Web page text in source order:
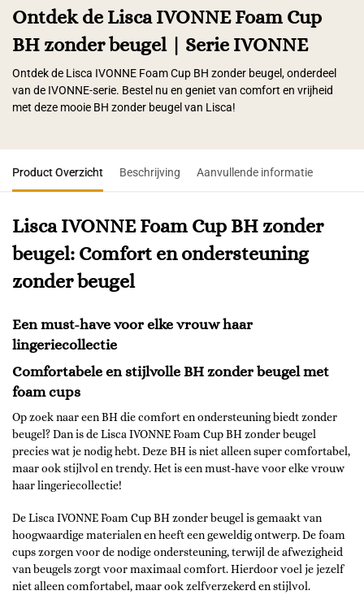
Ontdek de Lisca IVONNE Foam Cup
BH zonder beugel | Serie IVONNE
Ontdek de Lisca IVONNE Foam Cup BH zonder beugel, onderdeel
van de IVONNE-serie. Bestel nu en geniet van comfort en vrijheid
met deze mooie BH zonder beugel van Lisca!
Product Overzicht Beschrijving Aanvullende informatie
Lisca IVONNE Foam Cup BH zonder
beugel: Comfort en ondersteuning
zonder beugel
Een must-have voor elke vrouw haar
lingeriecollectie
Comfortabele en stijlvolle BH zonder beugel met
foam cups
Op zoek naar een BH die comfort en ondersteuning biedt zonder
beugel? Dan is de Lisca IVONNE Foam Cup BH zonder beugel
precies wat je nodig hebt. Deze BH is niet alleen super comfortabel,
maar ook stijlvol en trendy. Het is een must-have voor elke vrouw
haar lingeriecollectie!
De Lisca IVONNE Foam Cup BH zonder beugel is gemaakt van
hoogwaardige materialen en heeft een geweldig ontwerp. De foam
cups zorgen voor de nodige ondersteuning, terwijl de afwezigheid
van beugels zorgt voor maximaal comfort. Hierdoor voel je jezelf
niet alleen comfortabel, maar ook zelfverzekerd en stijlvol.